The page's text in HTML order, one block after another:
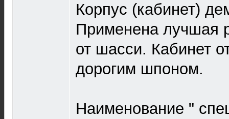
Корпус (кабинет)
Применена лучшая
от шасси. Кабинет
дорогим шпоном.
Наименование "